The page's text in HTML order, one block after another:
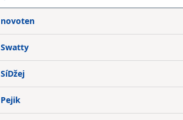
novoten
Swatty
SíDžej
Pejik